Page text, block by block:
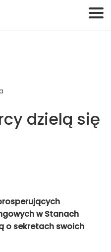
dzielą się
w Stanach
o sekretach swoich